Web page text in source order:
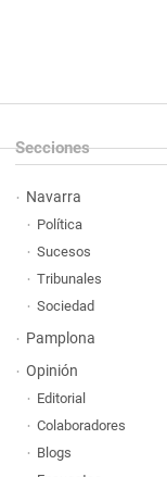
Secciones
Navarra
Política
Sucesos
Tribunales
Sociedad
Pamplona
Opinión
Editorial
Colaboradores
Blogs